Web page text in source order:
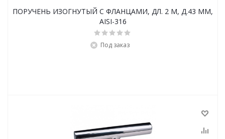
ПОРУЧЕНЬ ИЗОГНУТЫЙ С ФЛАНЦАМИ, ДЛ. 2 М, Д.43 ММ,
AISI-316
Под заказ